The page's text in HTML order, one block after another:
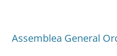
Assemblea General